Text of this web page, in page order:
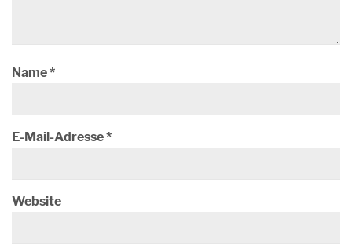
Name*
E-Mail-Adresse*
Website